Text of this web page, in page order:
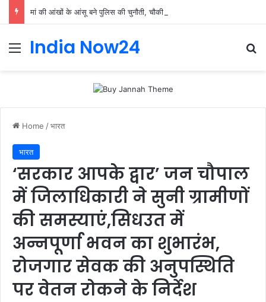
India Now24
Home /भारत
भारत
‘सरकार आपके द्वार’ जन चौपाल
में जिलाधिकारी ने सुनी ग्रामीणों
की समस्याएं,सिधउत में
अन्नपूर्णा भवन का शुभारंभ,
रोजगार सेवक की अनुपस्थिति
पर वेतन रोकने के निर्देश